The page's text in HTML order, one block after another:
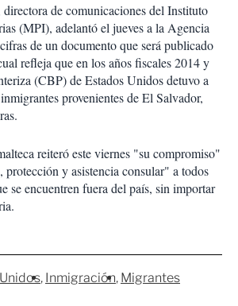
de comunicaciones del Instituto
(MPI), adelantó el jueves a la Agencia
de un documento que será publicado
refleja que en los años fiscales 2014 y
(CBP) de Estados Unidos detuvo a
provenientes de El Salvador,
reiteró este viernes "su compromiso"
y asistencia consular" a todos
se encuentren fuera del país, sin importar
Inmigración Migrantes